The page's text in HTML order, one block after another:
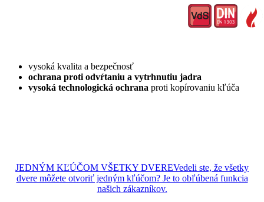
vysoká kvalita a bezpečnosť
ochrana proti odvŕtaniu a vytrhnutiu jadra
vysoká technologická ochrana proti kopírovaniu kľúča
JEDNÝM KĽÚČOM VŠETKY DVEREVedeli ste, že všetky
dvere môžete otvoriť jedným kľúčom? Je to obľúbená funkcia
našich zákazníkov.